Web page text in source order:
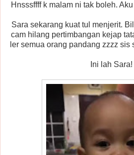
Hnsssffff k malam ni tak boleh.
Sara sekarang kuat tul menjerit.
cam hilang pertimbangan kejap
ler semua orang pandang zzzz
Ini lah Sara!